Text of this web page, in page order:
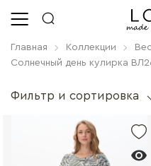
Главная Коллекции
Солнечный день кулирка
Фильтр и сортировка